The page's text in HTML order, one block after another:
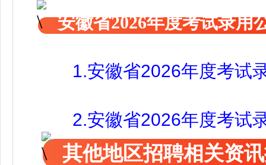
安徽省2026年度考试录用
1.安徽省2026年度考试
2.安徽省2026年度考试
其他地区招聘相关资